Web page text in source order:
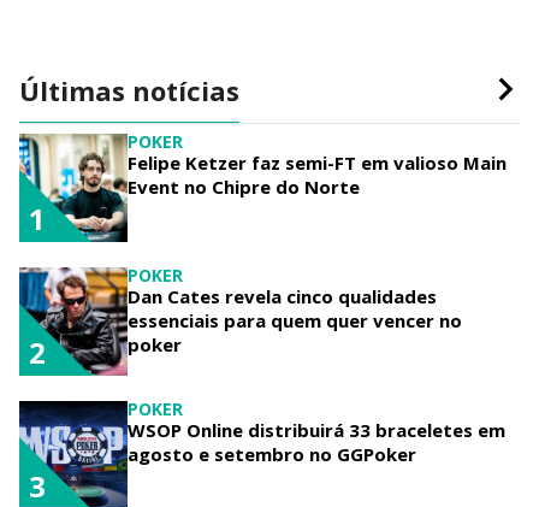
Últimas notícias
POKER
Felipe Ketzer faz semi-FT em valioso Main
Event no Chipre do Norte
1
POKER
Dan Cates revela cinco qualidades
essenciais para quem quer vencer no
poker
2
POKER
WSOP Online distribuirá 33 braceletes em
agosto e setembro no GGPoker
3